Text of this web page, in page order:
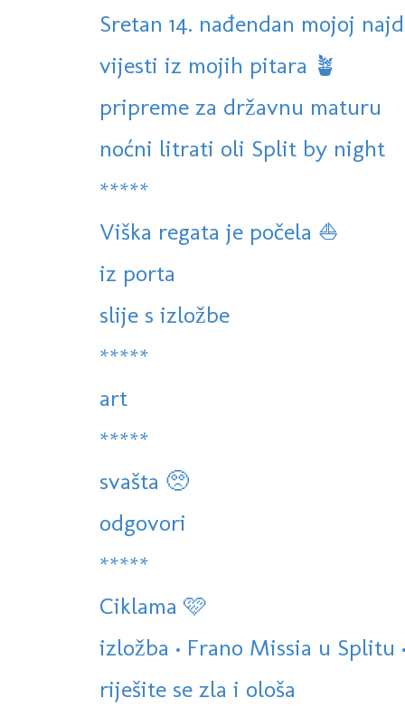
Sretan 14. nađendan mojoj
vijesti iz mojih pitara 🪴
pripreme za državnu maturu
noćni litrati oli Split by night
*****
Viška regata je počela ⛵️
iz porta
slije s izložbe
*****
art
*****
svašta 🥺
odgovori
*****
Ciklama 🩷
izložba • Frano Missia u Splitu
riješite se zla i ološa